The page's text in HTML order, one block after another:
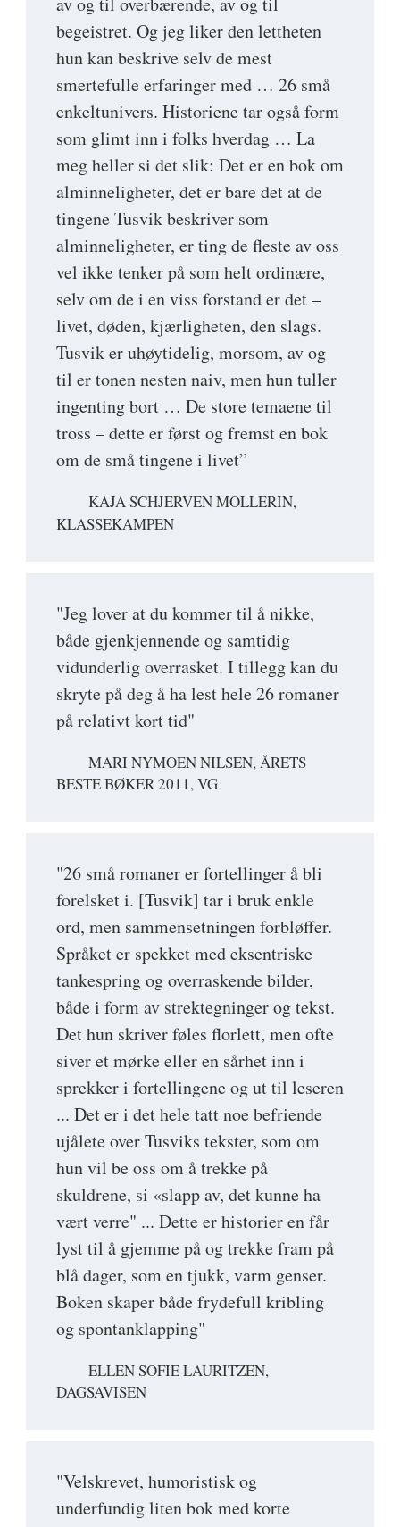
begeistret. Og jeg liker den lettheten
hun kan beskrive selv de mest
smertefulle erfaringer med … 26 små
enkeltunivers. Historiene tar også form
som glimt inn i folks hverdag … La
meg heller si det slik: Det er en bok om
alminneligheter, det er bare det at de
tingene Tusvik beskriver som
alminneligheter, er ting de fleste av oss
vel ikke tenker på som helt ordinære,
selv om de i en viss forstand er det –
livet, døden, kjærligheten, den slags.
Tusvik er uhøytidelig, morsom, av og
til er tonen nesten naiv, men hun tuller
ingenting bort … De store temaene til
tross – dette er først og fremst en bok
om de små tingene i livet”
KAJA SCHJERVEN MOLLERIN,
KLASSEKAMPEN
"Jeg lover at du kommer til å nikke,
både gjenkjennende og samtidig
vidunderlig overrasket. I tillegg kan du
skryte på deg å ha lest hele 26 romaner
på relativt kort tid"
MARI NYMOEN NILSEN, ÅRETS
BESTE BØKER 2011, VG
"26 små romaner er fortellinger å bli
forelsket i. [Tusvik] tar i bruk enkle
ord, men sammensetningen forbløffer.
Språket er spekket med eksentriske
tankespring og overraskende bilder,
både i form av strektegninger og tekst.
Det hun skriver føles florlett, men ofte
siver et mørke eller en sårhet inn i
sprekker i fortellingene og ut til leseren
... Det er i det hele tatt noe befriende
ujålete over Tusviks tekster, som om
hun vil be oss om å trekke på
skuldrene, si «slapp av, det kunne ha
vært verre" ... Dette er historier en får
lyst til å gjemme på og trekke fram på
blå dager, som en tjukk, varm genser.
Boken skaper både frydefull kribling
og spontanklapping"
ELLEN SOFIE LAURITZEN,
DAGSAVISEN
"Velskrevet, humoristisk og
underfundig liten bok med korte